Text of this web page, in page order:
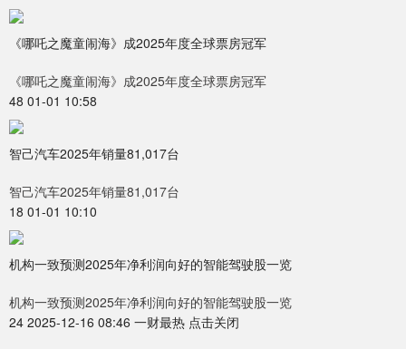
《哪吒之魔童闹海》成2025年度全球票房冠军
《哪吒之魔童闹海》成2025年度全球票房冠军
48 01-01 10:58
智己汽车2025年销量81,017台
智己汽车2025年销量81,017台
18 01-01 10:10
机构一致预测2025年净利润向好的智能驾驶股一览
机构一致预测2025年净利润向好的智能驾驶股一览
24 2025-12-16 08:46 一财最热 点击关闭